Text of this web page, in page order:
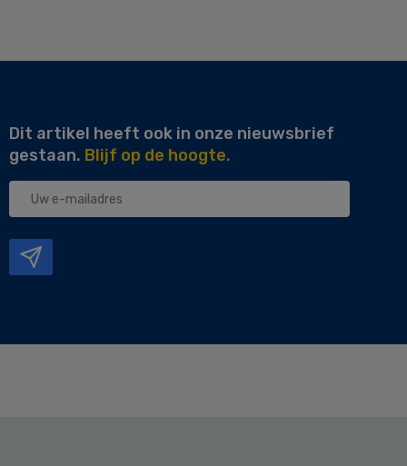
Dit artikel heeft ook in onze nieuwsbrief
gestaan. Blijf op de hoogte.
Uw